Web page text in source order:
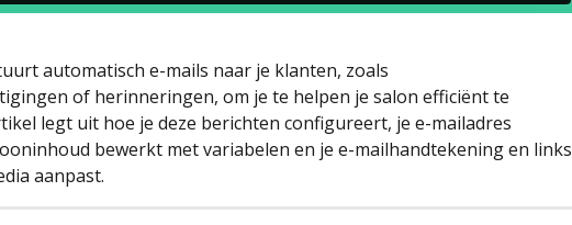
automatisch e-mails naar je klanten, zoals
of herinneringen, om je te helpen je salon efficiënt te
legt uit hoe je deze berichten configureert, je e-mailadres
bewerkt met variabelen en je e-mailhandtekening en links
aanpast.